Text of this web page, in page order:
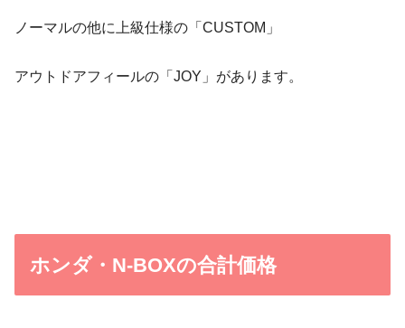
ノーマルの他に上級仕様の「CUSTOM」
アウトドアフィールの「JOY」があります。
ホンダ・N-BOXの合計価格